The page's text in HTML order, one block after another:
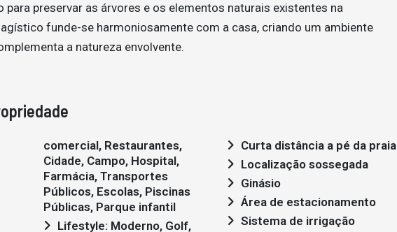
preservar as árvores e os elementos naturais existentes na
funde-se harmoniosamente com a casa, criando um ambiente
a natureza envolvente.
comercial, Restaurantes,
Cidade, Campo, Hospital,
Farmácia, Transportes
Públicos, Escolas, Piscinas
Públicas, Parque infantil
Curta distância a pé da praia
Localização sossegada
Ginásio
Área de estacionamento
Sistema de irrigação